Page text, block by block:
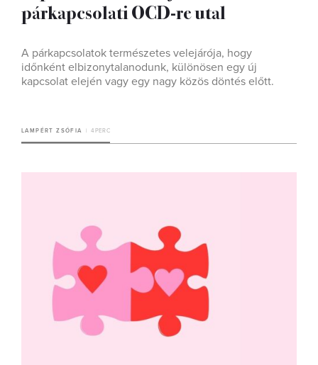
párkapcsolati OCD-re utal
A párkapcsolatok természetes velejárója, hogy
időnként elbizonytalanodunk, különösen egy új
kapcsolat elején vagy egy nagy közös döntés előtt.
LAMPÉRT ZSÓFIA 4 PERC